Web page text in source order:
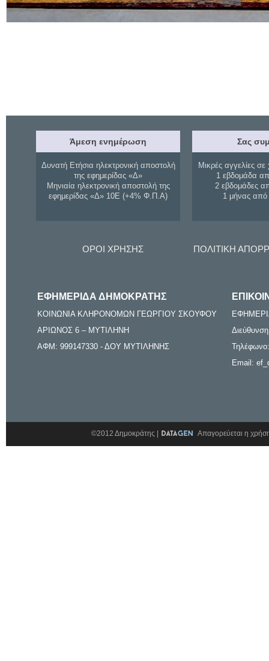
Άμεση ενημέρωση
Δυνατή Ετήσια ηλεκτρονική αποστολή
της εφημερίδας «Δ»
Μηνιαία ηλεκτρονική αποστολή της
εφημερίδας «Δ» 10Ε (+4% Φ.Π.Α)
Σας
Μικρές αγγελίες σε
1 εβδομάδα
2 εβδομάδες
1 μήνας
ΟΡΟΙ ΧΡΗΣΗΣ ΠΟΛΙΤΙΚΗ
ΕΦΗΜΕΡΙΔΑ ΔΗΜΟΚΡΑΤΗΣ
ΚΟΙΝΩΝΙΑ ΚΛΗΡΟΝΟΜΩΝ ΓΕΩΡΓΙΟΥ ΣΚΟΥΦΟΥ
ΑΡΙΩΝΟΣ 6 – ΜΥΤΙΛΗΝΗ
ΑΦΜ: 999147330 - ΔΟΥ ΜΥΤΙΛΗΝΗΣ
Email:
©2012 Δημοκράτης | Απαγορεύεται η